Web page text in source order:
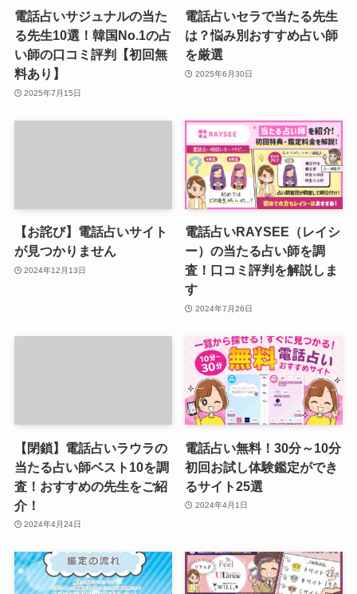
電話占いサジュナルの当た
る先生10選！韓国No.1の占
い師の口コミ評判【初回無
料あり】
2025年7月15日
電話占いセラで当たる先生
は？悩み別おすすめ占い師
を厳選
2025年6月30日
【お詫び】電話占いサイト
が見つかりません
2024年12月13日
電話占いRAYSEE（レイシ
ー）の当たる占い師を調
査！口コミ評判を解説しま
す
2024年7月26日
【閉鎖】電話占いラウラの
当たる占い師ベスト10を調
査！おすすめの先生をご紹
介！
2024年4月24日
電話占い無料！30分～10分
初回お試し体験鑑定ができ
るサイト25選
2024年4月1日